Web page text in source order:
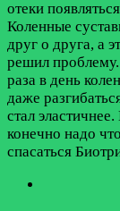
отеки
Коленные
друг о друга, а
решил
раза в день
даже
стал
конечно надо
спасаться